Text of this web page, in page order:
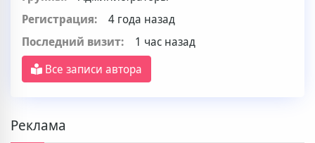
Регистрация:
4 года назад
Последний визит:
1 час назад
Все записи автора
Реклама